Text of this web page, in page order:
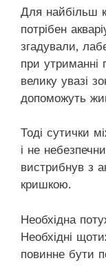
Для найбільш
потрібен
згадували,
при утриманні
велику увазі
допоможуть
Тоді сутички
і не
вистрибнув з
кришкою.
Необхідна
Необхідні
повинне бути